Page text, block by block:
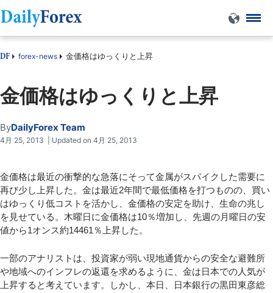
DF forex-news 金価格はゆっくりと上昇
金価格はゆっくりと上昇
ByDailyForex Team
4月 25, 2013 | Updated on 4月 25, 2013
金価格は最近の衝撃的な急落にそって金属がスパイクした需要に
再び少し上昇した。金は最近2年間で最低価格を打つものの、買い
はゆっくり低コストを活かし、金価格の安定を助け、生命の兆し
を見せている。木曜日に金価格は10％増加し、先週の月曜日の安
値から1オンス約14461％上昇した。
一部のアナリストは、投資家が弱い現地通貨からの安全な避難所
や地域へのインフレの返還を求めるように、金は日本での人気が
上昇すると考えています。しかし、本日、日本銀行の黒田東彦総